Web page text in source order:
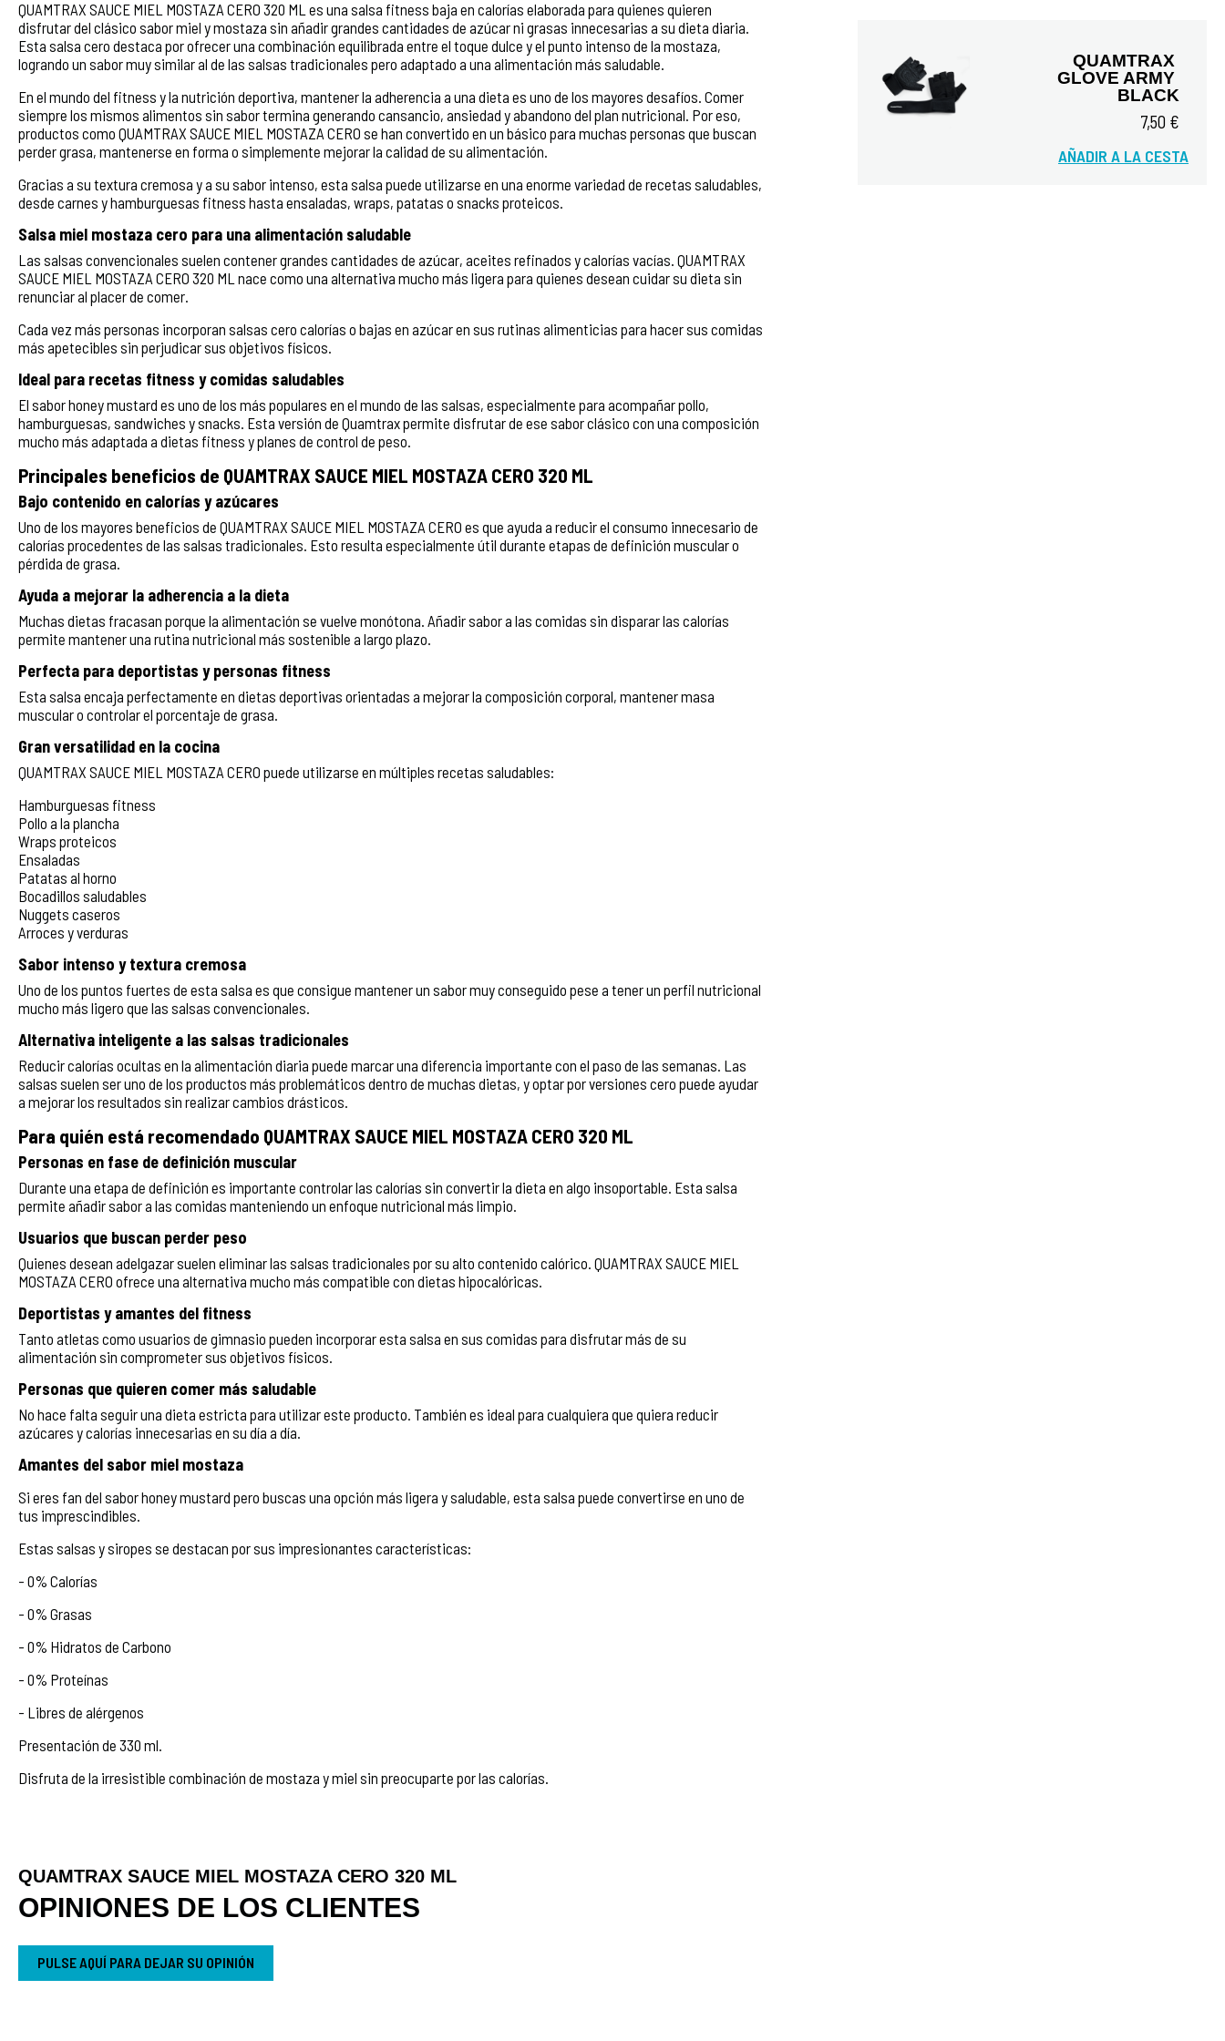
QUAMTRAX SAUCE MIEL MOSTAZA CERO 320 ML es una salsa fitness baja en calorías elaborada para quienes quieren
disfrutar del clásico sabor miel y mostaza sin añadir grandes cantidades de azúcar ni grasas innecesarias a su dieta diaria.
Esta salsa cero destaca por ofrecer una combinación equilibrada entre el toque dulce y el punto intenso de la mostaza,
logrando un sabor muy similar al de las salsas tradicionales pero adaptado a una alimentación más saludable.
En el mundo del fitness y la nutrición deportiva, mantener la adherencia a una dieta es uno de los mayores desafíos. Comer
siempre los mismos alimentos sin sabor termina generando cansancio, ansiedad y abandono del plan nutricional. Por eso,
productos como QUAMTRAX SAUCE MIEL MOSTAZA CERO se han convertido en un básico para muchas personas que buscan
perder grasa, mantenerse en forma o simplemente mejorar la calidad de su alimentación.
Gracias a su textura cremosa y a su sabor intenso, esta salsa puede utilizarse en una enorme variedad de recetas saludables,
desde carnes y hamburguesas fitness hasta ensaladas, wraps, patatas o snacks proteicos.
Salsa miel mostaza cero para una alimentación saludable
Las salsas convencionales suelen contener grandes cantidades de azúcar, aceites refinados y calorías vacías. QUAMTRAX
SAUCE MIEL MOSTAZA CERO 320 ML nace como una alternativa mucho más ligera para quienes desean cuidar su dieta sin
renunciar al placer de comer.
Cada vez más personas incorporan salsas cero calorías o bajas en azúcar en sus rutinas alimenticias para hacer sus comidas
más apetecibles sin perjudicar sus objetivos físicos.
Ideal para recetas fitness y comidas saludables
El sabor honey mustard es uno de los más populares en el mundo de las salsas, especialmente para acompañar pollo,
hamburguesas, sandwiches y snacks. Esta versión de Quamtrax permite disfrutar de ese sabor clásico con una composición
mucho más adaptada a dietas fitness y planes de control de peso.
Principales beneficios de QUAMTRAX SAUCE MIEL MOSTAZA CERO 320 ML
Bajo contenido en calorías y azúcares
Uno de los mayores beneficios de QUAMTRAX SAUCE MIEL MOSTAZA CERO es que ayuda a reducir el consumo innecesario de
calorías procedentes de las salsas tradicionales. Esto resulta especialmente útil durante etapas de definición muscular o
pérdida de grasa.
Ayuda a mejorar la adherencia a la dieta
Muchas dietas fracasan porque la alimentación se vuelve monótona. Añadir sabor a las comidas sin disparar las calorías
permite mantener una rutina nutricional más sostenible a largo plazo.
Perfecta para deportistas y personas fitness
Esta salsa encaja perfectamente en dietas deportivas orientadas a mejorar la composición corporal, mantener masa
muscular o controlar el porcentaje de grasa.
Gran versatilidad en la cocina
QUAMTRAX SAUCE MIEL MOSTAZA CERO puede utilizarse en múltiples recetas saludables:
Hamburguesas fitness
Pollo a la plancha
Wraps proteicos
Ensaladas
Patatas al horno
Bocadillos saludables
Nuggets caseros
Arroces y verduras
Sabor intenso y textura cremosa
Uno de los puntos fuertes de esta salsa es que consigue mantener un sabor muy conseguido pese a tener un perfil nutricional
mucho más ligero que las salsas convencionales.
Alternativa inteligente a las salsas tradicionales
Reducir calorías ocultas en la alimentación diaria puede marcar una diferencia importante con el paso de las semanas. Las
salsas suelen ser uno de los productos más problemáticos dentro de muchas dietas, y optar por versiones cero puede ayudar
a mejorar los resultados sin realizar cambios drásticos.
Para quién está recomendado QUAMTRAX SAUCE MIEL MOSTAZA CERO 320 ML
Personas en fase de definición muscular
Durante una etapa de definición es importante controlar las calorías sin convertir la dieta en algo insoportable. Esta salsa
permite añadir sabor a las comidas manteniendo un enfoque nutricional más limpio.
Usuarios que buscan perder peso
Quienes desean adelgazar suelen eliminar las salsas tradicionales por su alto contenido calórico. QUAMTRAX SAUCE MIEL
MOSTAZA CERO ofrece una alternativa mucho más compatible con dietas hipocalóricas.
Deportistas y amantes del fitness
Tanto atletas como usuarios de gimnasio pueden incorporar esta salsa en sus comidas para disfrutar más de su
alimentación sin comprometer sus objetivos físicos.
Personas que quieren comer más saludable
No hace falta seguir una dieta estricta para utilizar este producto. También es ideal para cualquiera que quiera reducir
azúcares y calorías innecesarias en su día a día.
Amantes del sabor miel mostaza
Si eres fan del sabor honey mustard pero buscas una opción más ligera y saludable, esta salsa puede convertirse en uno de
tus imprescindibles.
Estas salsas y siropes se destacan por sus impresionantes características:
- 0% Calorías
- 0% Grasas
- 0% Hidratos de Carbono
- 0% Proteínas
- Libres de alérgenos
Presentación de 330 ml.
Disfruta de la irresistible combinación de mostaza y miel sin preocuparte por las calorías.
QUAMTRAX
GLOVE ARMY
BLACK
7,50 €
AÑADIR A LA CESTA
QUAMTRAX SAUCE MIEL MOSTAZA CERO 320 ML
OPINIONES DE LOS CLIENTES
PULSE AQUÍ PARA DEJAR SU OPINIÓN